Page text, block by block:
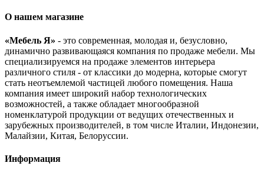
О нашем магазине
«Мебель Я» - это современная, молодая и, безусловно,
динамично развивающаяся компания по продаже мебели. Мы
специализируемся на продаже элементов интерьера
различного стиля - от классики до модерна, которые смогут
стать неотъемлемой частицей любого помещения. Наша
компания имеет широкий набор технологических
возможностей, а также обладает многообразной
номенклатурой продукции от ведущих отечественных и
зарубежных производителей, в том числе Италии, Индонезии,
Малайзии, Китая, Белоруссии.
Информация